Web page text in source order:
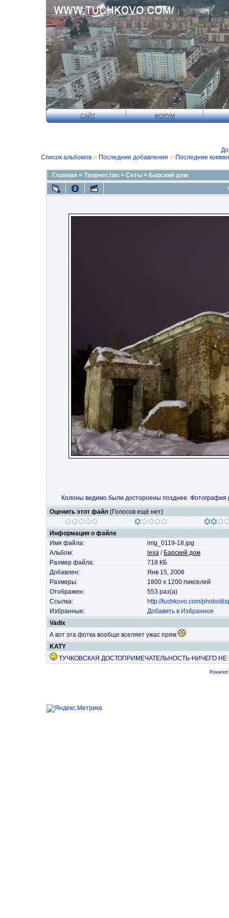
САЙТ ФОРУМ
Список альбомов
Последние добавления Последние
Главная > Творчество > Сеты > Барский дом
Колоны видимо были достороены позднее. Фотография
Оценить этот файл (Голосов ещё нет)
Информация о файле
Имя файла:
img_0119-18.jpg
Альбом:
lexa / Барский дом
Размер файла:
718 КБ
Добавлен:
Янв 15, 2006
Размеры:
1800 x 1200 пикселей
Отображен:
553 раз(а)
Ссылка:
http://tuchkovo.com/photo/
Избранные:
Добавить в Избранное
Vadix
А вот эта фотка вообще вселяет ужас прям
KATY
ТУЧКОВСКАЯ ДОСТОПРИМЕЧАТЕЛЬНОСТЬ-НИЧЕГО НЕ